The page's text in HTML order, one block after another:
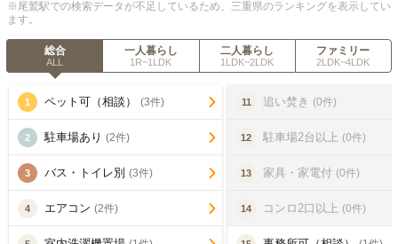
※尾鷲駅での検索データが不足しているため、三重県のランキングを表示してい
ます。
総合
ALL
一人暮らし
1R~1LDK
二人暮らし
1LDK~2LDK
ファミリー
2LDK~4LDK
1 ペット可（相談） (3件)
2 駐車場あり (2件)
3 バス・トイレ別 (3件)
4 エアコン (2件)
11 追い焚き (0件)
12 駐車場2台以上 (0件)
13 家具・家電付 (0件)
14 コンロ2口以上 (0件)